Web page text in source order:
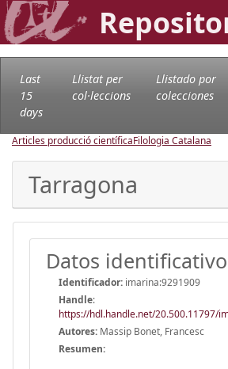
Last
15
days
Llistat per
col·leccions
Llistado por
colecciones
Articles producció científicaFilologia Catalana
Tarragona
Datos
Identificador: imarina:9291909
Handle:
https://hdl.handle.net/20.500.11797/
Autores: Massip Bonet, Francesc
Resumen: